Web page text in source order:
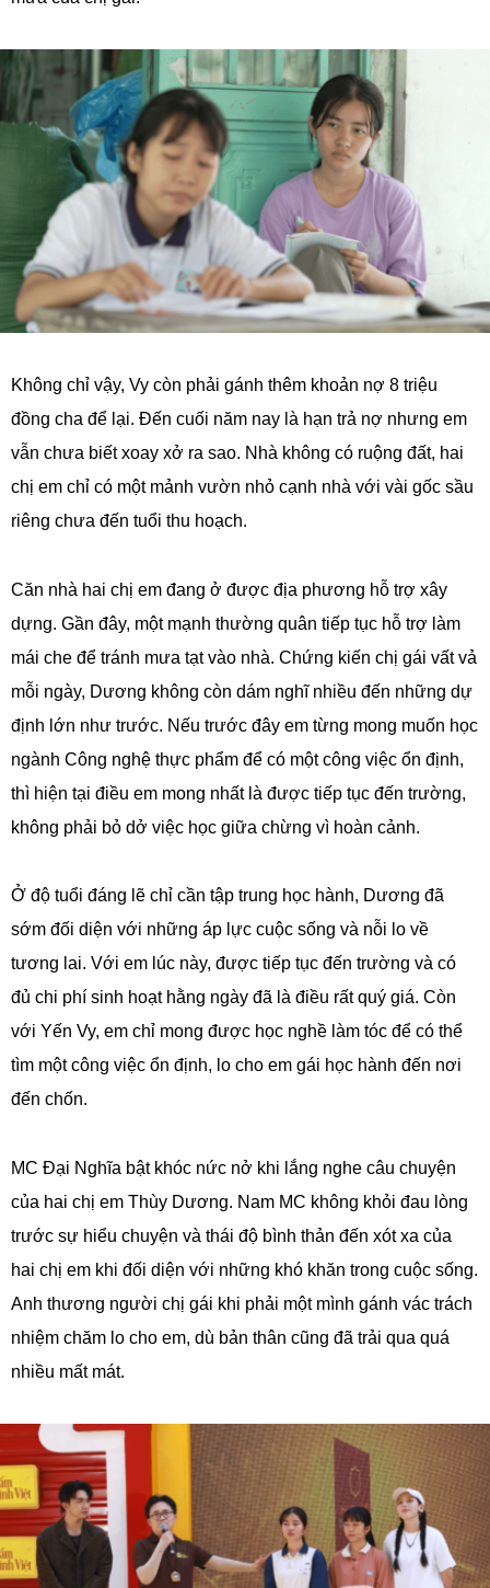
Không chỉ vậy, Vy còn phải gánh thêm khoản nợ 8 triệu
đồng cha để lại. Đến cuối năm nay là hạn trả nợ nhưng em
vẫn chưa biết xoay xở ra sao. Nhà không có ruộng đất, hai
chị em chỉ có một mảnh vườn nhỏ cạnh nhà với vài gốc sầu
riêng chưa đến tuổi thu hoạch.
Căn nhà hai chị em đang ở được địa phương hỗ trợ xây
dựng. Gần đây, một mạnh thường quân tiếp tục hỗ trợ làm
mái che để tránh mưa tạt vào nhà. Chứng kiến chị gái vất vả
mỗi ngày, Dương không còn dám nghĩ nhiều đến những dự
định lớn như trước. Nếu trước đây em từng mong muốn học
ngành Công nghệ thực phẩm để có một công việc ổn định,
thì hiện tại điều em mong nhất là được tiếp tục đến trường,
không phải bỏ dở việc học giữa chừng vì hoàn cảnh.
Ở độ tuổi đáng lẽ chỉ cần tập trung học hành, Dương đã
sớm đối diện với những áp lực cuộc sống và nỗi lo về
tương lai. Với em lúc này, được tiếp tục đến trường và có
đủ chi phí sinh hoạt hằng ngày đã là điều rất quý giá. Còn
với Yến Vy, em chỉ mong được học nghề làm tóc để có thể
tìm một công việc ổn định, lo cho em gái học hành đến nơi
đến chốn.
MC Đại Nghĩa bật khóc nức nở khi lắng nghe câu chuyện
của hai chị em Thùy Dương. Nam MC không khỏi đau lòng
trước sự hiểu chuyện và thái độ bình thản đến xót xa của
hai chị em khi đối diện với những khó khăn trong cuộc sống.
Anh thương người chị gái khi phải một mình gánh vác trách
nhiệm chăm lo cho em, dù bản thân cũng đã trải qua quá
nhiều mất mát.